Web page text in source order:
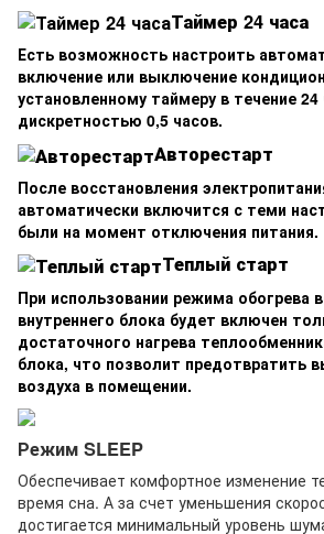
Таймер 24 часа
Есть возможность настроить
включение или выключение
установленному таймеру в течение 24
дискретностью 0,5 часов.
Авторестарт
После восстановления
автоматически включится с теми
были на момент отключения питания.
Теплый старт
При использовании режима обогрева
внутреннего блока будет включен
достаточного нагрева
блока, что позволит предотвратить
воздуха в помещении.
Режим SLEEP
Обеспечивает комфортное изменение
время сна. А за счет уменьшения
достигается минимальный уровень